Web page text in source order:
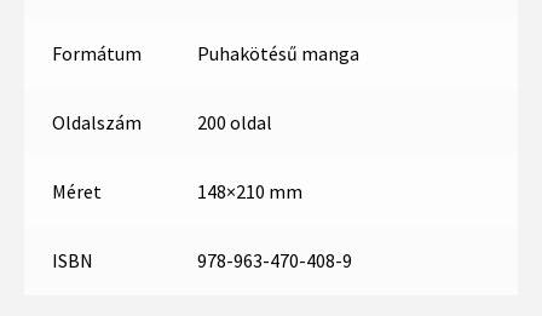
Formátum Puhakötésű manga
Oldalszám 200 oldal
Méret 148×210 mm
ISBN 978-963-470-408-9